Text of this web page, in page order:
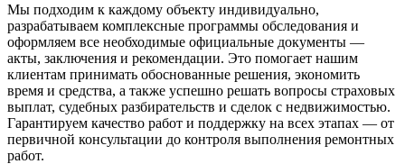
Мы подходим к каждому объекту индивидуально,
разрабатываем комплексные программы обследования и
оформляем все необходимые официальные документы —
акты, заключения и рекомендации. Это помогает нашим
клиентам принимать обоснованные решения, экономить
время и средства, а также успешно решать вопросы страховых
выплат, судебных разбирательств и сделок с недвижимостью.
Гарантируем качество работ и поддержку на всех этапах — от
первичной консультации до контроля выполнения ремонтных
работ.